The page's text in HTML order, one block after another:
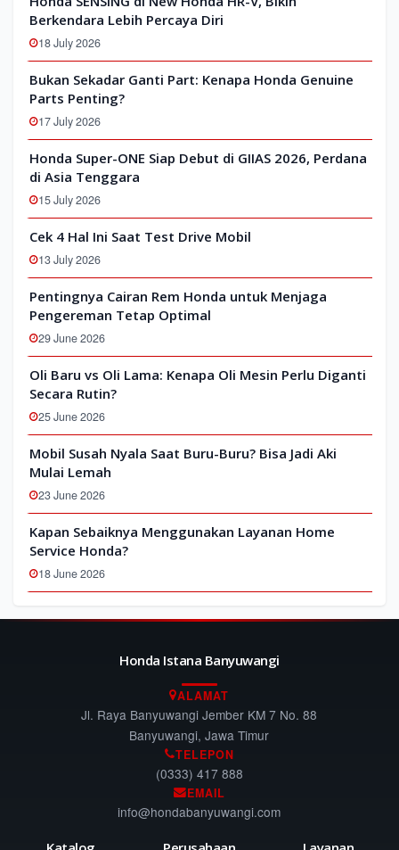
Berkendara Lebih Percaya Diri
18 July 2026
Bukan Sekadar Ganti Part: Kenapa Honda Genuine
Parts Penting?
17 July 2026
Honda Super-ONE Siap Debut di GIIAS 2026, Perdana
di Asia Tenggara
15 July 2026
Cek 4 Hal Ini Saat Test Drive Mobil
13 July 2026
Pentingnya Cairan Rem Honda untuk Menjaga
Pengereman Tetap Optimal
29 June 2026
Oli Baru vs Oli Lama: Kenapa Oli Mesin Perlu Diganti
Secara Rutin?
25 June 2026
Mobil Susah Nyala Saat Buru-Buru? Bisa Jadi Aki
Mulai Lemah
23 June 2026
Kapan Sebaiknya Menggunakan Layanan Home
Service Honda?
18 June 2026
Honda Istana Banyuwangi
ALAMAT
Jl. Raya Banyuwangi Jember KM 7 No. 88
Banyuwangi, Jawa Timur
TELEPON
(0333) 417 888
EMAIL
info@hondabanyuwangi.com